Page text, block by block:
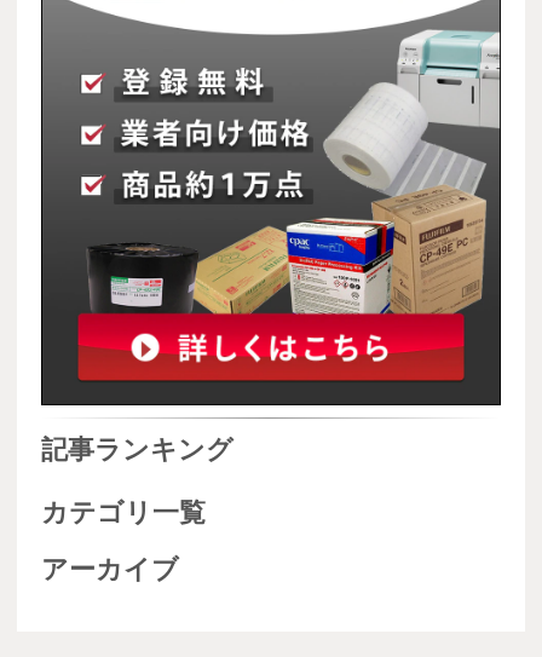
記事ランキング
カテゴリ一覧
アーカイブ